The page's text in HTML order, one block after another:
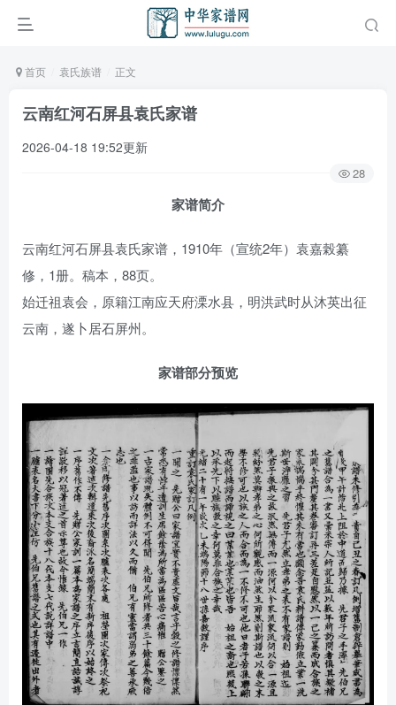
首页 袁氏族谱 正文
云南红河石屏县袁氏家谱
2026-04-18 19:52更新
28
家谱简介
云南红河石屏县袁氏家谱，1910年（宣统2年）袁嘉榖纂
修，1册。稿本，88页。
始迁祖袁会，原籍江南应天府溧水县，明洪武时从沐英出征
云南，遂卜居石屏州。
家谱部分预览